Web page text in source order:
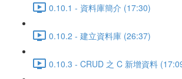
0.10.1 - 資料庫簡介 (17:30)
0.10.2 - 建立資料庫 (26:37)
0.10.3 - CRUD 之 C 新增資料